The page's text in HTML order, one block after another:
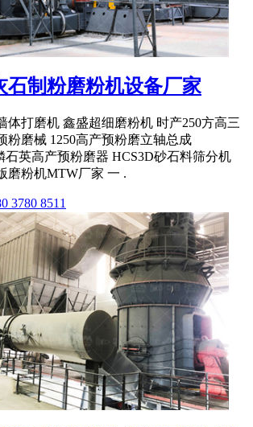
石制粉磨粉机设备厂家
体打磨机 鑫盛超细磨粉机 时产250方高三
粉磨械 1250高产预粉磨立轴总成
石英高产预粉磨器 HCS3D砂石料筛分机
磨粉机MTW厂家 一 .
3780 8511